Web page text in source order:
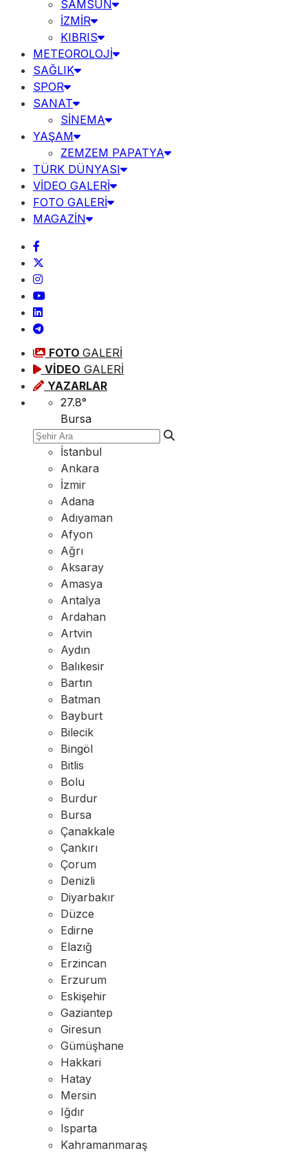
SAMSUN
İZMİR
KIBRIS
METEOROLOJİ
SAĞLIK
SPOR
SANAT
SİNEMA
YAŞAM
ZEMZEM PAPATYA
TÜRK DÜNYASI
VİDEO GALERİ
FOTO GALERİ
MAGAZİN
FOTO GALERİ
VİDEO GALERİ
YAZARLAR
27.8°
Bursa
İstanbul
Ankara
İzmir
Adana
Adıyaman
Afyon
Ağrı
Aksaray
Amasya
Antalya
Ardahan
Artvin
Aydın
Balıkesir
Bartın
Batman
Bayburt
Bilecik
Bingöl
Bitlis
Bolu
Burdur
Bursa
Çanakkale
Çankırı
Çorum
Denizli
Diyarbakır
Düzce
Edirne
Elazığ
Erzincan
Erzurum
Eskişehir
Gaziantep
Giresun
Gümüşhane
Hakkari
Hatay
Mersin
Iğdır
Isparta
Kahramanmaraş